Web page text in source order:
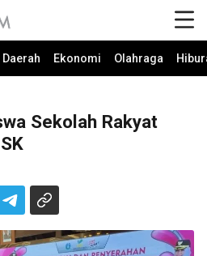
Ekonomi Olahraga
Sekolah Rakyat